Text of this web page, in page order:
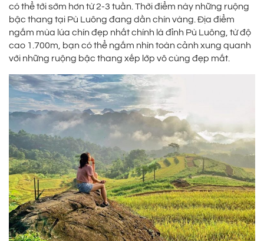
có thể tới sớm hơn từ 2-3 tuần. Thời điểm này những ruộng
bậc thang tại Pù Luông đang dần chín vàng. Địa điểm
ngắm mùa lúa chín đẹp nhất chính là đỉnh Pù Luông, từ độ
cao 1.700m, bạn có thể ngắm nhìn toàn cảnh xung quanh
với những ruộng bậc thang xếp lớp vô cùng đẹp mắt.